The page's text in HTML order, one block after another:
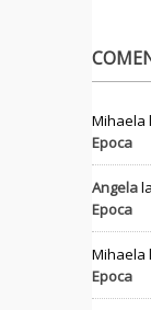
Mihaela
Epoca
Angelala
Epoca
Mihaela
Epoca